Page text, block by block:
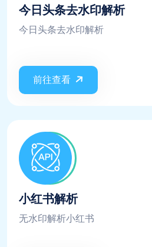
今日头条去水印解析
今日头条去水印解析
前往查看
小红书解析
无水印解析小红书